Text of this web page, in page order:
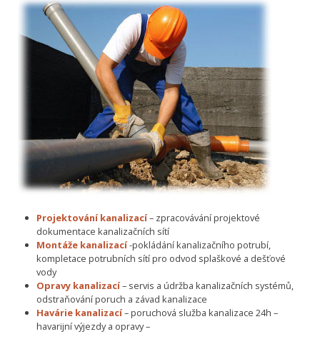
Projektování kanalizací– zpracovávání projektové
dokumentace kanalizačních sítí
Montáže kanalizací-pokládání kanalizačního potrubí,
kompletace potrubních sítí pro odvod splaškové a dešťové
vody
Opravy kanalizací– servis a údržba kanalizačních systémů,
odstraňování poruch a závad kanalizace
Havárie kanalizací– poruchová služba kanalizace 24h –
havarijní výjezdy a opravy –